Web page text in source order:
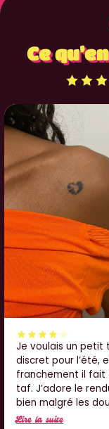
Ce
Je voulais un petit
discret pour l’été,
franchement il fait
taf. J’adore le
bien malgré les
l’épaule ça passe
Lire la suite